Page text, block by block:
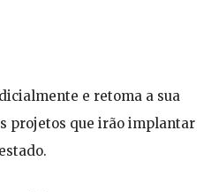
e retoma a sua
projetos que irão implantar